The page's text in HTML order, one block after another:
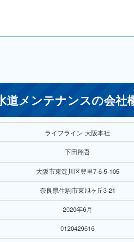
道メンテナンスの会社
ライフライン 大阪本社
下田翔吾
大阪市東淀川区豊里7-6-5-105
奈良県生駒市東旭ヶ丘3-21
2020年6月
0120429616